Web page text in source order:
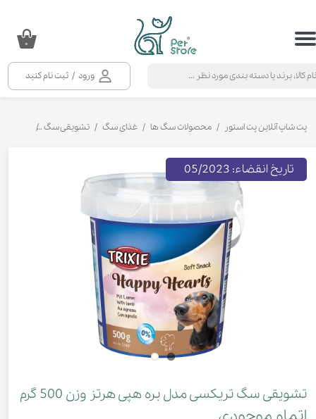
ورود / ثبت نام کنید
حساب کاربری من
خروج از حساب کاربری
۰
پت شاپ آنلاین پت استور محصولات سگ ها غذای سگ تشویقی سگ
تشویقی سگ تریکسی مدل بره هپی هرتز وزن 500 گرم
تاریخ انقضاء: 05/2023